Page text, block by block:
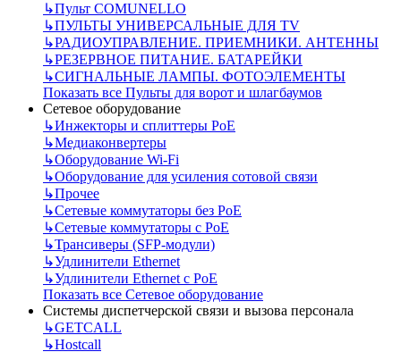
↳Пульт СOMUNELLO
↳ПУЛЬТЫ УНИВЕРСАЛЬНЫЕ ДЛЯ TV
↳РАДИОУПРАВЛЕНИЕ. ПРИЕМНИКИ. АНТЕННЫ
↳РЕЗЕРВНОЕ ПИТАНИЕ. БАТАРЕЙКИ
↳СИГНАЛЬНЫЕ ЛАМПЫ. ФОТОЭЛЕМЕНТЫ
Показать все Пульты для ворот и шлагбаумов
Сетевое оборудование
↳Инжекторы и сплиттеры РоЕ
↳Медиаконвертеры
↳Оборудование Wi-Fi
↳Оборудование для усиления сотовой связи
↳Прочее
↳Сетевые коммутаторы без РоЕ
↳Сетевые коммутаторы с РоЕ
↳Трансиверы (SFP-модули)
↳Удлинители Ethernet
↳Удлинители Ethernet с PoE
Показать все Сетевое оборудование
Системы диспетчерской связи и вызова персонала
↳GETCALL
↳Hostcall